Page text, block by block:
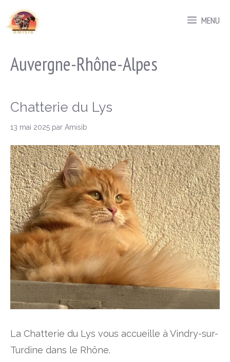
Aller
au
MENU
Auvergne-Rhône-Alpes
Chatterie du Lys
13 mai 2025 par Amisib
La Chatterie du Lys vous accueille à Vindry-sur-
Turdine dans le Rhône.